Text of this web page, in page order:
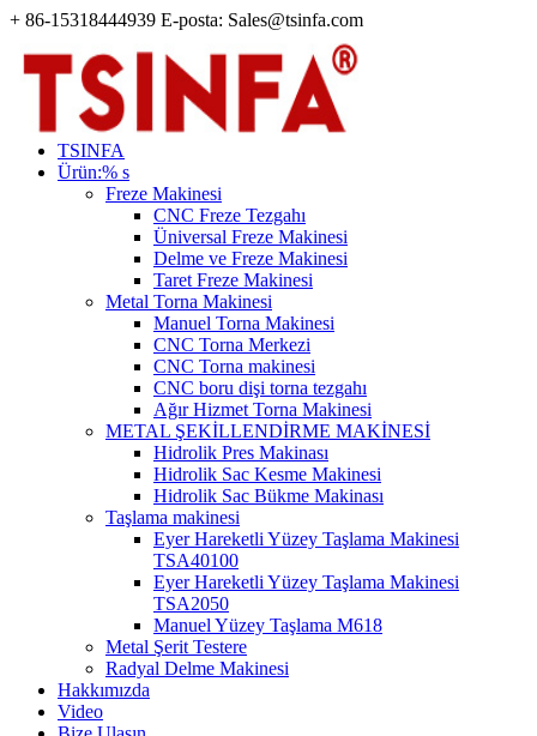
+ 86-15318444939 E-posta: Sales@tsinfa.com
TSINFA
Ürün:% s
Freze Makinesi
CNC Freze Tezgahı
Üniversal Freze Makinesi
Delme ve Freze Makinesi
Taret Freze Makinesi
Metal Torna Makinesi
Manuel Torna Makinesi
CNC Torna Merkezi
CNC Torna makinesi
CNC boru dişi torna tezgahı
Ağır Hizmet Torna Makinesi
METAL ŞEKİLLENDİRME MAKİNESİ
Hidrolik Pres Makinası
Hidrolik Sac Kesme Makinesi
Hidrolik Sac Bükme Makinası
Taşlama makinesi
Eyer Hareketli Yüzey Taşlama Makinesi
TSA40100
Eyer Hareketli Yüzey Taşlama Makinesi
TSA2050
Manuel Yüzey Taşlama M618
Metal Şerit Testere
Radyal Delme Makinesi
Hakkımızda
Video